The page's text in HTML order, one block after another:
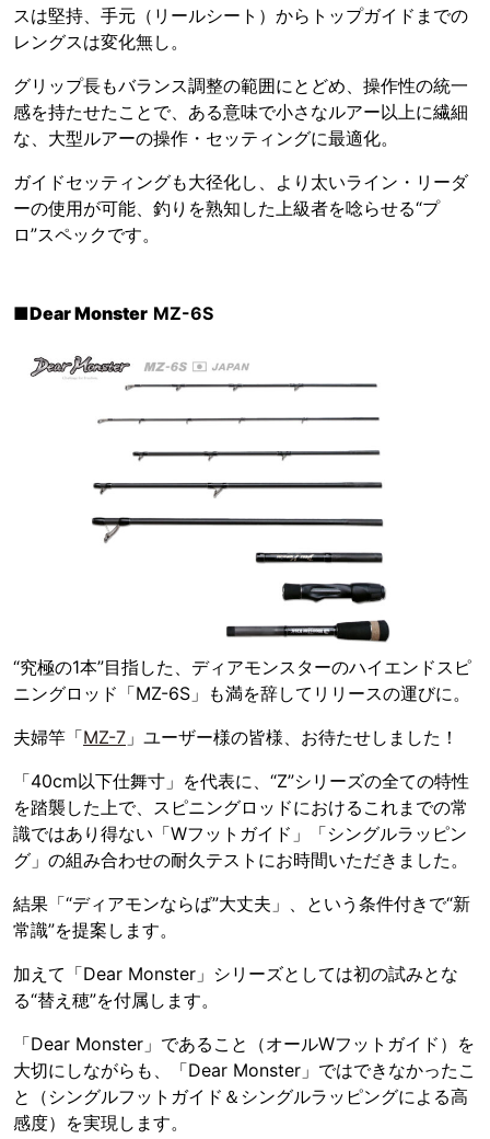
スは堅持、手元（リールシート）からトップガイドまでの
レングスは変化無し。
グリップ長もバランス調整の範囲にとどめ、操作性の統一
感を持たせたことで、ある意味で小さなルアー以上に繊細
な、大型ルアーの操作・セッティングに最適化。
ガイドセッティングも大径化し、より太いライン・リーダ
ーの使用が可能、釣りを熟知した上級者を唸らせる“プ
ロ”スペックです。
■Dear Monster MZ-6S
“究極の1本”目指した、ディアモンスターのハイエンドスピ
ニングロッド「MZ-6S」も満を辞してリリースの運びに。
夫婦竿「MZ-7 」ユーザー様の皆様、お待たせしました！
「40cm以下仕舞寸」を代表に、“Z”シリーズの全ての特性
を踏襲した上で、スピニングロッドにおけるこれまでの常
識ではあり得ない「Wフットガイド」「シングルラッピン
グ」の組み合わせの耐久テストにお時間いただきました。
結果「“ディアモンならば”大丈夫」、という条件付きで“新
常識”を提案します。
加えて「Dear Monster」シリーズとしては初の試みとな
る“替え穂”を付属します。
「Dear Monster」であること（オールWフットガイド）を
大切にしながらも、「Dear Monster」ではできなかったこ
と（シングルフットガイド＆シングルラッピングによる高
感度）を実現します。